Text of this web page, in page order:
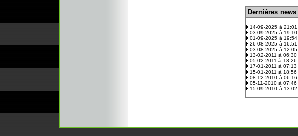
Dernières news
14-09-2025 à 21:01
03-09-2025 à 19:10
01-09-2025 à 19:54
26-08-2025 à 16:51
03-08-2025 à 12:05
13-02-2011 à 06:30
05-02-2011 à 18:26
17-01-2011 à 07:13
15-01-2011 à 18:56
08-12-2010 à 06:16
05-11-2010 à 07:46
15-09-2010 à 13:02